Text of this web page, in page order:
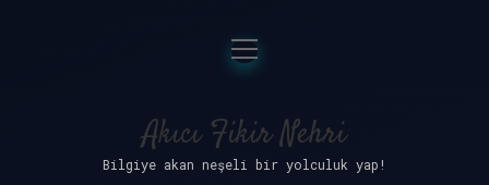
Anasayfa
Gizlilik Politikası
Yasal Uyarı
menüyü
aç
Akıcı Fikir Nehri
Bilgiye akan neşeli bir yolculuk yap!